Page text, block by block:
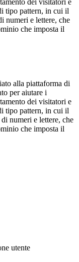
dei visitatori e
tipo pattern, in cui il
numeri e lettere, che
che imposta il
alla piattaforma di
per aiutare i
dei visitatori e
tipo pattern, in cui il
numeri e lettere, che
che imposta il
utente